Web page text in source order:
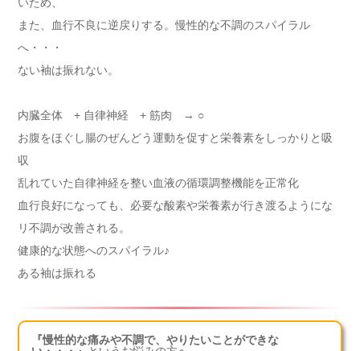
また、血行不良に逆戻りする。慢性的な不調のスパイラル
へ・・・
ない袖は振れない。
内臓全体 + 自律神経 + 筋肉 → ○
お腹をほぐし腸のぜんどう運動を促すと栄養素をしっかりと吸
収
乱れていた自律神経を整い血液の循環調整機能を正常化
血行良好になっても、必要な酸素や栄養素が行き渡るようにな
リ不調が改善される。
健康的な状態へのスパイラル♪
ある袖は振れる
『慢性的な痛みや不調で、やりたいことができな